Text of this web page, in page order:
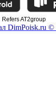
Refers AT2group
DimPoisk.ru ©